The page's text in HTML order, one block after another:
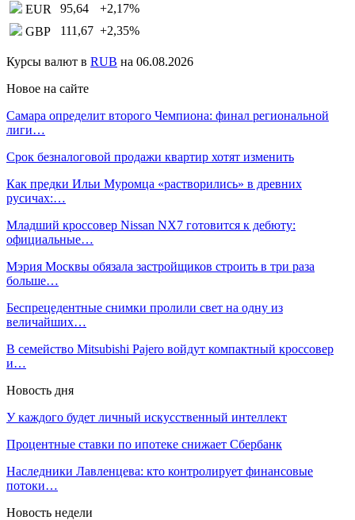
EUR
95,64 +2,17%
GBP
111,67 +2,35%
Курсы валют в RUB на 06.08.2026
Новое на сайте
Самара определит второго Чемпиона: финал региональной
лиги…
Срок безналоговой продажи квартир хотят изменить
Как предки Ильи Муромца «растворились» в древних
русичах:…
Младший кроссовер Nissan NX7 готовится к дебюту:
официальные…
Мэрия Москвы обязала застройщиков строить в три раза
больше…
Беспрецедентные снимки пролили свет на одну из
величайших…
В семейство Mitsubishi Pajero войдут компактный кроссовер
и…
Новость дня
У каждого будет личный искусственный интеллект
Процентные ставки по ипотеке снижает Сбербанк
Наследники Лавленцева: кто контролирует финансовые
потоки…
Новость недели